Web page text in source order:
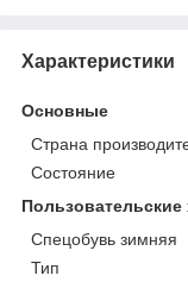
Характеристики
Основные
Страна
Состояние
Пользовательские
Спецобувь зимняя
Тип